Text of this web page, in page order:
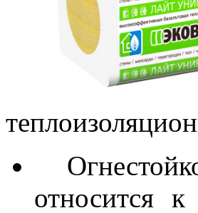
относится